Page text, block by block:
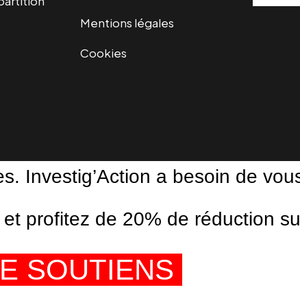
Mentions légales
Cookies
Investig’Action a besoin de
profitez de 20% de réduction
SOUTIENS